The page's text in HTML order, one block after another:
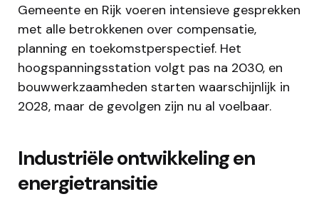
Gemeente en Rijk voeren intensieve gesprekken
met alle betrokkenen over compensatie,
planning en toekomstperspectief. Het
hoogspanningsstation volgt pas na 2030, en
bouwwerkzaamheden starten waarschijnlijk in
2028, maar de gevolgen zijn nu al voelbaar.​
Industriële ontwikkeling en
energietransitie